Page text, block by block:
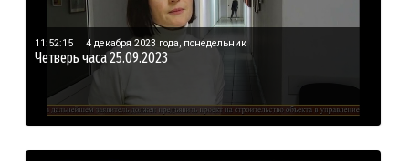
11:52:15 4 декабря 2023 года, понедельник
Четверь часа 25.09.2023